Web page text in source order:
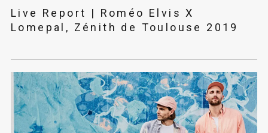
Live Report | Roméo Elvis X
Lomepal, Zénith de Toulouse 2019